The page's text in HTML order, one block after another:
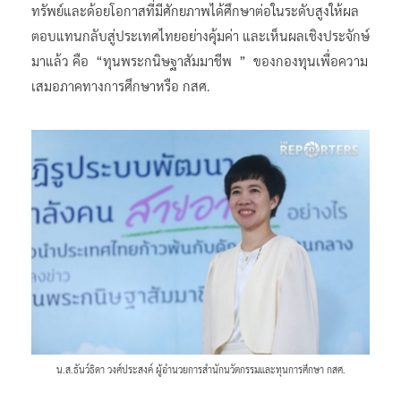
ทรัพย์และด้อยโอกาสที่มีศักยภาพได้ศึกษาต่อในระดับสูงให้ผล
ตอบแทนกลับสู่ประเทศไทยอย่างคุ้มค่า และเห็นผลเชิงประจักษ์
มาแล้ว คือ “ทุนพระกนิษฐาสัมมาชีพ ” ของกองทุนเพื่อความ
เสมอภาคทางการศึกษาหรือ กสศ.
น.ส.ธันว์ธิดา วงศ์ประสงค์ ผู้อำนวยการสำนักนวัตกรรมและทุนการศึกษา กสศ.